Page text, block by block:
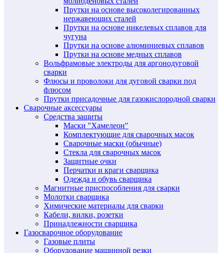
Прутки на основе высоколегированных
нержавеющих сталей
Прутки на основе никелевых сплавов для
чугуна
Прутки на основе алюминиевых сплавов
Прутки на основе медных сплавов
Вольфрамовые электроды для аргонодуговой
сварки
Флюсы и проволоки для дуговой сварки под
флюсом
Прутки присадочные для газокислородной сварки
Сварочные аксессуары
Средства защиты
Маски "Хамелеон"
Комплектующие для сварочных масок
Сварочные маски (обычные)
Стекла для сварочных масок
Защитные очки
Перчатки и краги сварщика
Одежда и обувь сварщика
Магнитные приспособления для сварки
Молотки сварщика
Химические материалы для сварки
Кабели, вилки, розетки
Принадлежности сварщика
Газосварочное оборудование
Газовые плиты
Оборудование машинной резки